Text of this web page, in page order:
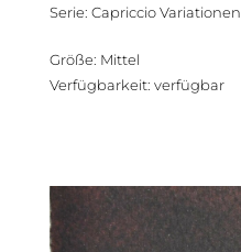
Serie: Capriccio Variationen
Größe: Mittel
Verfügbarkeit: verfügbar